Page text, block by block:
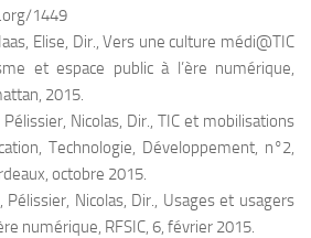
1449
Elise, Dir., Vers une culture médi@TIC
et espace public à l’ère numérique,
2015.
Pélissier, Nicolas, Dir., TIC et mobilisations
Technologie, Développement, n°2,
octobre 2015.
Pélissier, Nicolas, Dir., Usages et usagers
numérique, RFSIC, 6, février 2015.